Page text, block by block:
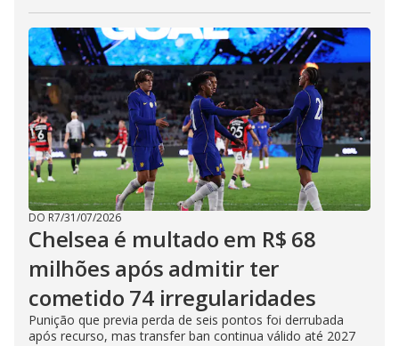
DO R7/31/07/2026
Chelsea é multado em R$ 68
milhões após admitir ter
cometido 74 irregularidades
Punição que previa perda de seis pontos foi derrubada
após recurso, mas transfer ban continua válido até 2027